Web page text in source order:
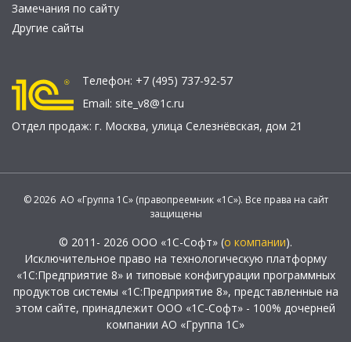
Замечания по сайту
Другие сайты
Телефон: +7 (495) 737-92-57
Email: site_v8@1c.ru
Отдел продаж: г. Москва, улица Селезнёвская, дом 21
© 2026 АО «Группа 1С» (правопреемник «1С»). Все права на сайт
защищены
© 2011- 2026 ООО «1С-Софт» (о компании).
Исключительное право на технологическую платформу
«1С:Предприятие 8» и типовые конфигурации программных
продуктов системы «1С:Предприятие 8», представленные на
этом сайте, принадлежит ООО «1С-Софт» - 100% дочерней
компании АО «Группа 1С»